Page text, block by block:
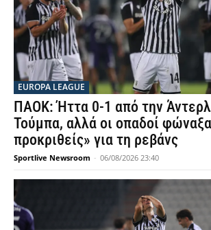
EUROPA LEAGUE
ΠΑΟΚ: Ήττα 0-1 από την
Τούμπα, αλλά οι οπαδοί
προκριθείς» για τη ρεβάνς
Sportlive Newsroom - 06/08/2026 23:40